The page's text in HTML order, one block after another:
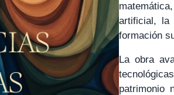
artificial, la
formación
La obra
patrimonio